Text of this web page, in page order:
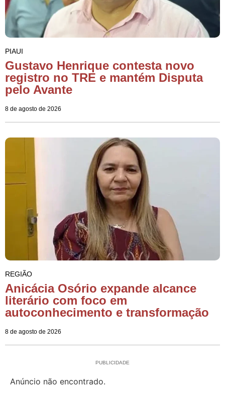
PIAUI
Gustavo Henrique contesta novo
registro no TRE e mantém Disputa
pelo Avante
8 de agosto de 2026
REGIÃO
Anicácia Osório expande alcance
literário com foco em
autoconhecimento e transformação
8 de agosto de 2026
PUBLICIDADE
Anúncio não encontrado.